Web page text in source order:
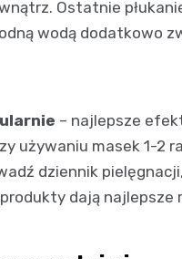
Ostatnie
wodą dodatkowo
– najlepsze
używaniu masek 1-2
dziennik
dają najlepsze